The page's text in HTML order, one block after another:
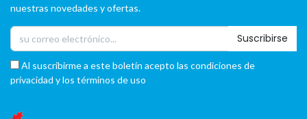
nuestras novedades y ofertas.
Suscribirse
Al suscribirme a este boletín acepto las condiciones de
privacidad y los términos de uso